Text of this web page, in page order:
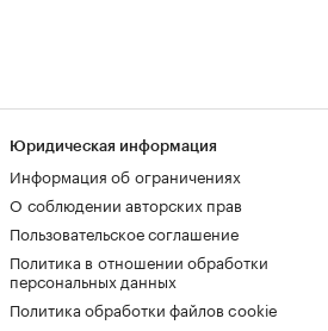
Юридическая информация
Информация об ограничениях
О соблюдении авторских прав
Пользовательское соглашение
Политика в отношении обработки
персональных данных
Политика обработки файлов cookie